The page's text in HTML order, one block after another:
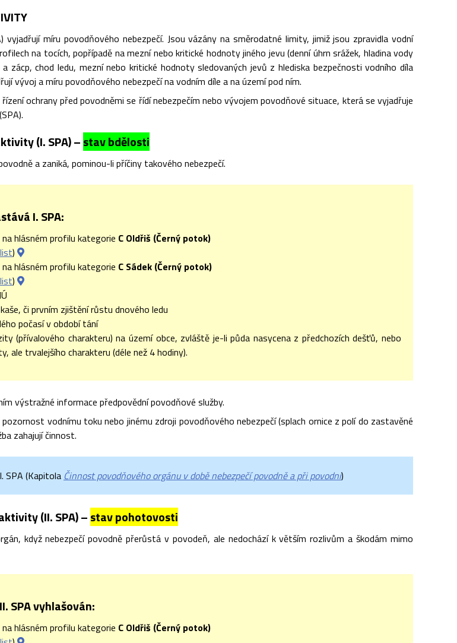
míru povodňového nebezpečí. Jsou vázány na směrodatné limity, jimiž jsou zpravidla vodní
na tocích, popřípadě na mezní nebo kritické hodnoty jiného jevu (denní úhrn srážek, hladina vody
zácp, chod ledu, mezní nebo kritické hodnoty sledovaných jevů z hlediska bezpečnosti vodního díla
vývoj a míru povodňového nebezpečí na vodním díle a na území pod ním.
ochrany před povodněmi se řídí nebezpečím nebo vývojem povodňové situace, která se vyjadřuje
(I. SPA) –stav bdělosti
a zaniká, pominou-li příčiny takového nebezpečí.
I. SPA:
na hlásném profilu kategorie C Oldřiš (Černý potok)
)
na hlásném profilu kategorie C Sádek (Černý potok)
)
či prvním zjištění růstu dnového ledu
počasí v období tání
(přívalového charakteru) na území obce, zvláště je-li půda nasycena z předchozích dešťů, nebo
ale trvalejšího charakteru (déle než 4 hodiny).
výstražné informace předpovědní povodňové služby.
vodnímu toku nebo jinému zdroji povodňového nebezpečí (splach ornice z polí do zastavěné
zahajují činnost.
SPA (Kapitola Činnost povodňového orgánu v době nebezpečí povodně a při povodni)
(II. SPA) –stav pohotovosti
když nebezpečí povodně přerůstá v povodeň, ale nedochází k větším rozlivům a škodám mimo
SPA vyhlašován:
na hlásném profilu kategorie C Oldřiš (Černý potok)